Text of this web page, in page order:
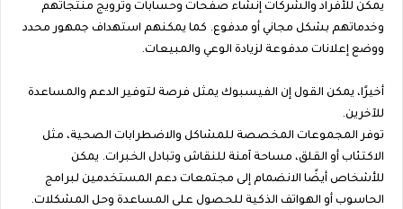
يمكن للأفراد والشركات إنشاء صفحات وحسابات وترويج منتجاتهم
وخدماتهم بشكل مجاني أو مدفوع. كما يمكنهم استهداف جمهور محدد
ووضع إعلانات مدفوعة لزيادة الوعي والمبيعات.
أخيرًا، يمكن القول إن الفيسبوك يمثل فرصة لتوفير الدعم والمساعدة
للآخرين.
توفر المجموعات المخصصة للمشاكل والاضطرابات الصحية، مثل
الاكتئاب أو القلق، مساحة آمنة للنقاش وتبادل الخبرات. يمكن
للأشخاص أيضًا الانضمام إلى مجتمعات دعم المستخدمين لبرامج
الحاسوب أو الهواتف الذكية للحصول على المساعدة وحل المشكلات.